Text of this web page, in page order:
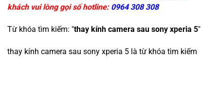
khách vui lòng gọi số hotline: 0964 308 308
Từ khóa tìm kiếm: "thay kính camera sau sony xperia 5"
thay kính camera sau sony xperia 5 là từ khóa tìm kiếm